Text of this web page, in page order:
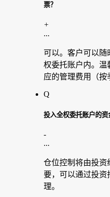
票？
+
...
可以。客户可以随
权委托账户内。温
应的管理费用（按
Q
投入全权委托账户的资
-
...
仓位控制将由投资
要，可以通过投资
理。